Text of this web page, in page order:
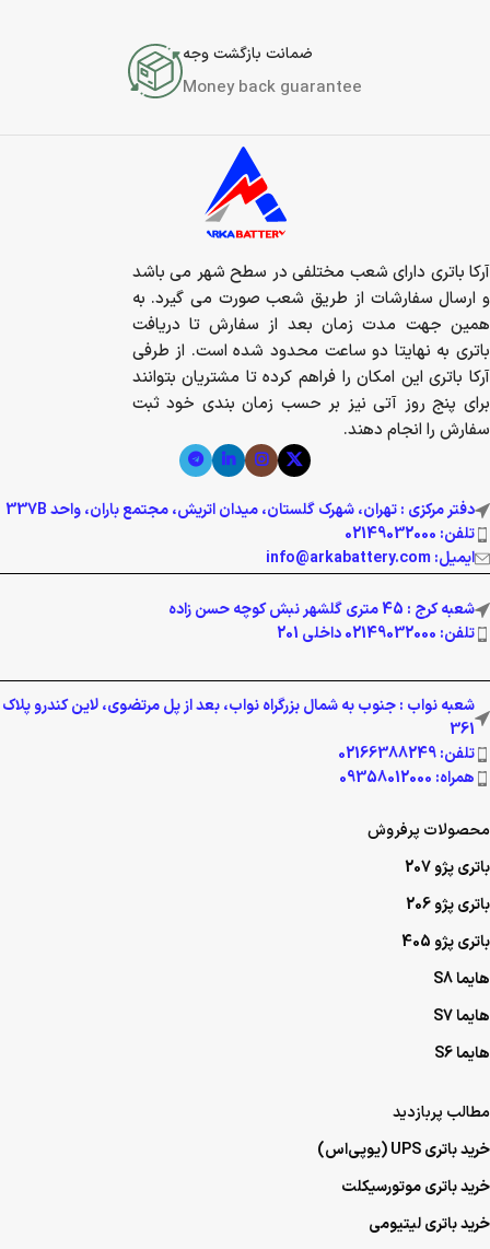
ضمانت بازگشت وجه
Money back guarantee
آرکا باتری دارای شعب مختلفی در سطح شهر می باشد
و ارسال سفارشات از طریق شعب صورت می گیرد. به
همین جهت مدت زمان بعد از سفارش تا دریافت
باتری به نهایتا دو ساعت محدود شده است. از طرفی
آرکا باتری این امکان را فراهم کرده تا مشتریان بتوانند
برای پنج روز آتی نیز بر حسب زمان بندی خود ثبت
سفارش را انجام دهند.
دفتر مرکزی : تهران، شهرک گلستان، میدان اتریش، مجتمع باران، واحد 337B
تلفن: 02149032000
ایمیل: info@arkabattery.com
شعبه کرج : 45 متری گلشهر نبش کوچه حسن زاده
تلفن: 02149032000 داخلی 201
شعبه نواب : جنوب به شمال بزرگراه نواب، بعد از پل مرتضوی، لاین کندرو پلاک
361
تلفن: 02166388249
همراه: 09358012000
محصولات پرفروش
باتری پژو 207
باتری پژو 206
باتری پژو 405
هایما S8
هایما S7
هایما S6
مطالب پربازدید
خرید باتری UPS (یو‌پی‌اس)
خرید باتری موتورسیکلت
خرید باتری لیتیومی